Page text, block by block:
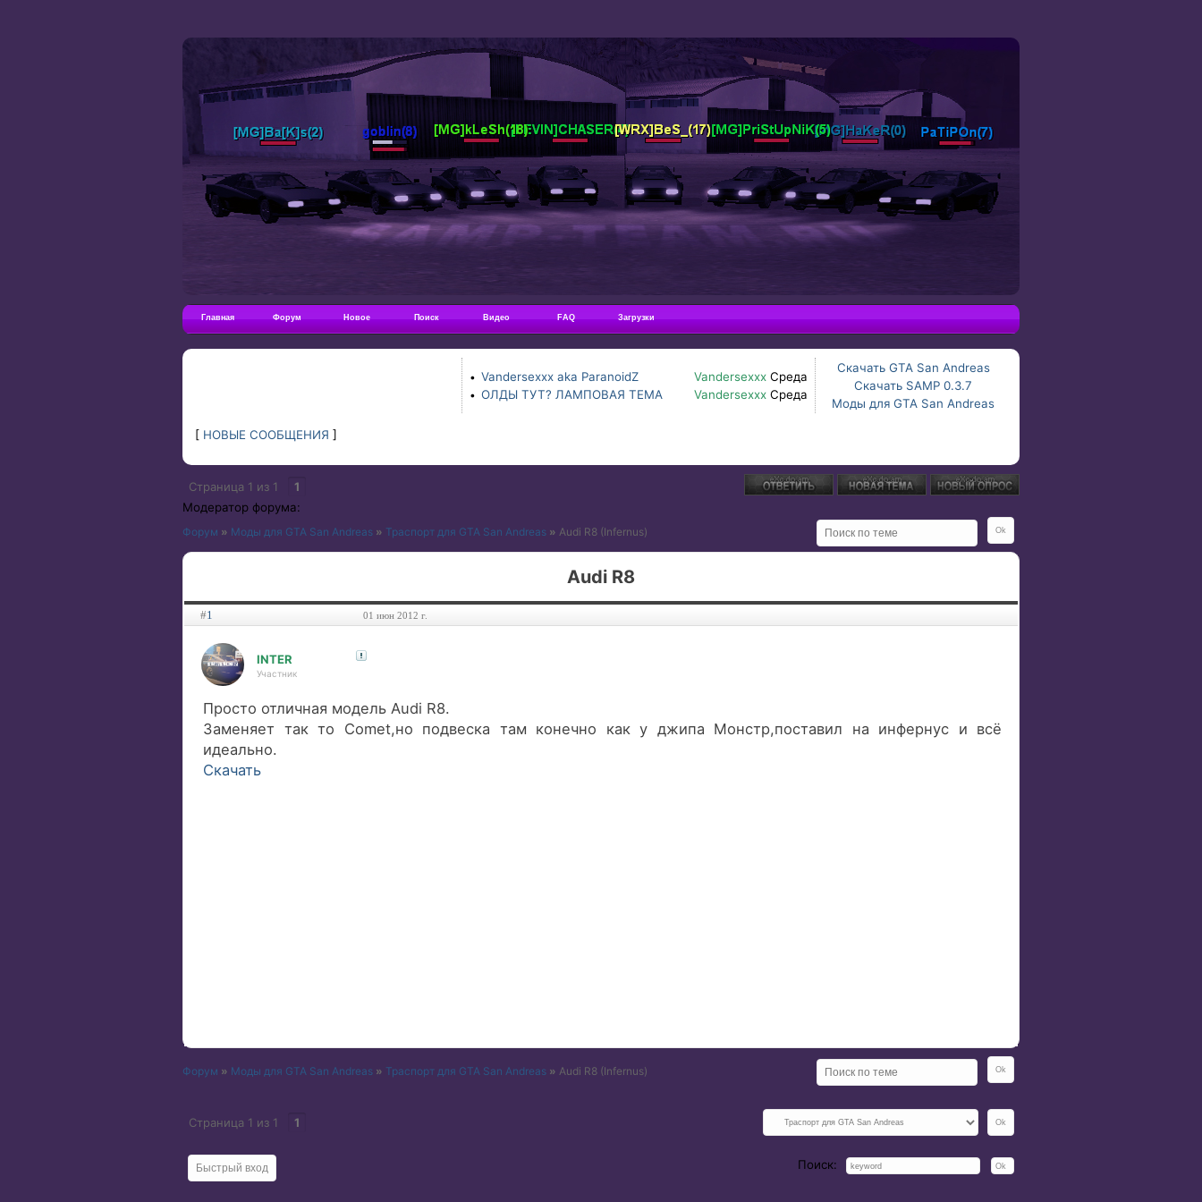
Главная Форум Новое Поиск Видео FAQ Загрузки
• Vandersexxx aka ParanoidZ Vandersexxx Среда
• ОЛДЫ ТУТ? ЛАМПОВАЯ ТЕМА Vandersexxx Среда
Скачать GTA San Andreas
Скачать SAMP 0.3.7
Моды для GTA San Andreas
[ НОВЫЕ СООБЩЕНИЯ ]
Страница 1 из 1
1
Модератор форума:
Форум » Моды для GTA San Andreas » Траспорт для GTA San Andreas » Audi R8 (Infernus)
Audi R8
#1 01 июн 2012 г.
INTER
Участник
Просто отличная модель Audi R8.
Заменяет так то Comet,но подвеска там конечно как у джипа Монстр,поставил на инфернус и всё
идеально.
Скачать
Форум » Моды для GTA San Andreas » Траспорт для GTA San Andreas » Audi R8 (Infernus)
Страница 1 из 1 1
Поиск: